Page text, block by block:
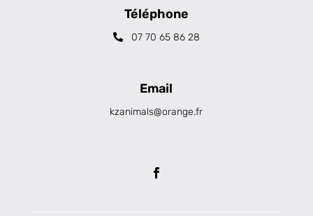
Téléphone
07 70 65 86 28
Email
kzanimals@orange.fr